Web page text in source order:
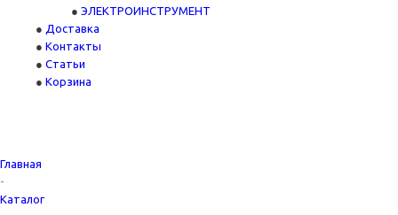
ЭЛЕКТРОИНСТРУМЕНТ
Доставка
Контакты
Статьи
Корзина
Главная
-
Каталог